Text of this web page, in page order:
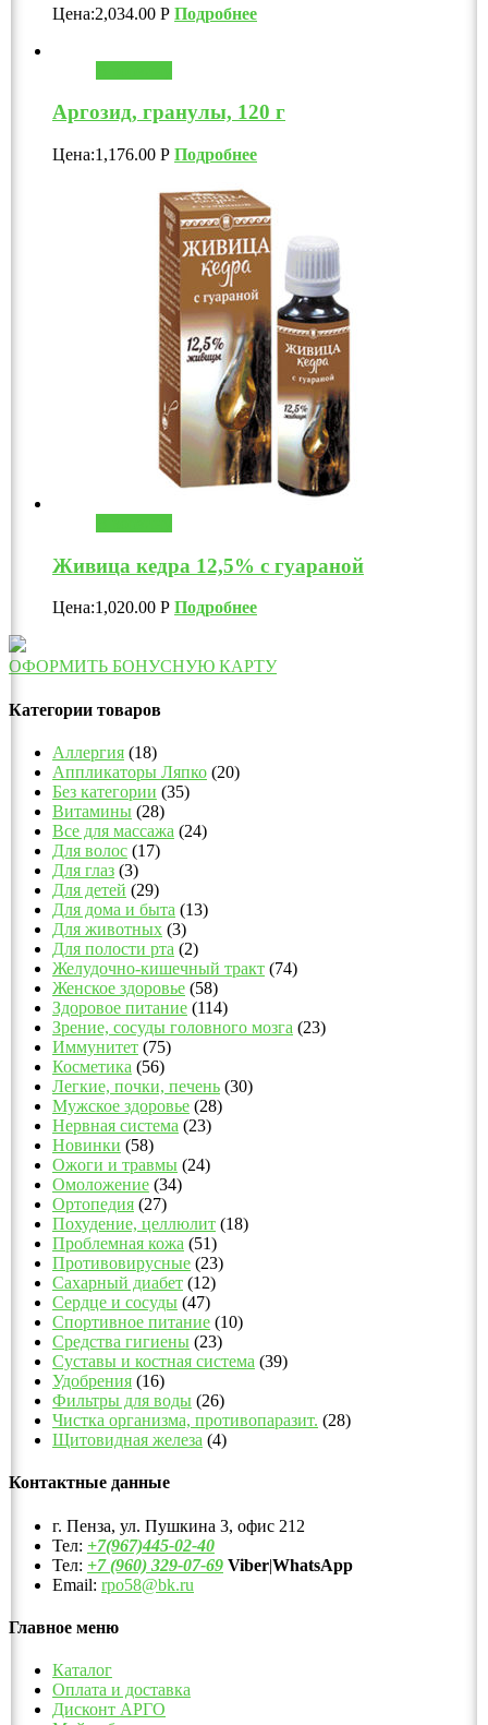
Цена:2,034.00 Р Подробнее
Аргозид, гранулы, 120 г
Цена:1,176.00 Р Подробнее
Живица кедра 12,5% с гуараной
Цена:1,020.00 Р Подробнее
ОФОРМИТЬ БОНУСНУЮ КАРТУ
Категории товаров
Аллергия (18)
Аппликаторы Ляпко (20)
Без категории (35)
Витамины (28)
Все для массажа (24)
Для волос (17)
Для глаз (3)
Для детей (29)
Для дома и быта (13)
Для животных (3)
Для полости рта (2)
Желудочно-кишечный тракт (74)
Женское здоровье (58)
Здоровое питание (114)
Зрение, сосуды головного мозга (23)
Иммунитет (75)
Косметика (56)
Легкие, почки, печень (30)
Мужское здоровье (28)
Нервная система (23)
Новинки (58)
Ожоги и травмы (24)
Омоложение (34)
Ортопедия (27)
Похудение, целлюлит (18)
Проблемная кожа (51)
Противовирусные (23)
Сахарный диабет (12)
Сердце и сосуды (47)
Спортивное питание (10)
Средства гигиены (23)
Суставы и костная система (39)
Удобрения (16)
Фильтры для воды (26)
Чистка организма, противопаразит. (28)
Щитовидная железа (4)
Контактные данные
г. Пенза, ул. Пушкина 3, офис 212
Тел: +7(967)445-02-40
Тел: +7 (960) 329-07-69 Viber|WhatsApp
Email: rpo58@bk.ru
Главное меню
Каталог
Оплата и доставка
Дисконт АРГО